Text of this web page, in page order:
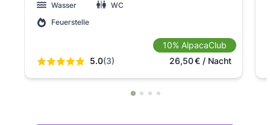
Wasser
WC
Feuerstelle
5.0(3)
10% AlpacaClub
26,50€/ Nacht